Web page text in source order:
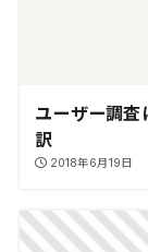
ユーザー調査
訳
2018年6月19日